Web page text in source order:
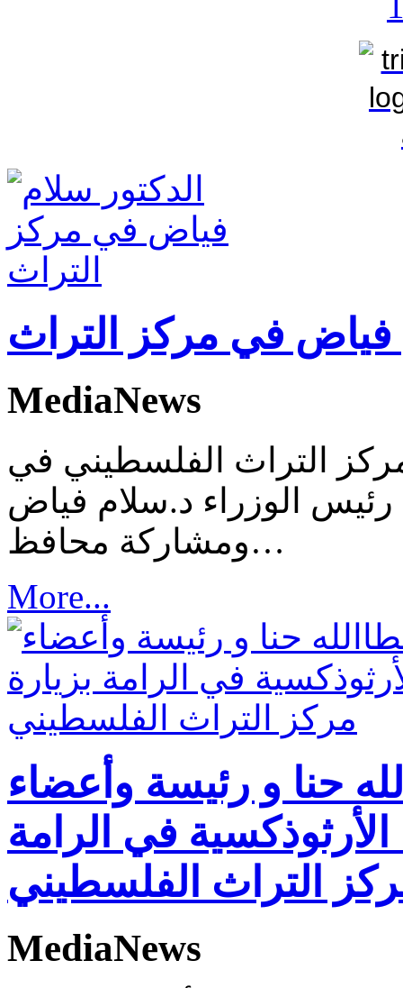
فياض في مركز التراث
MediaNews
التراث الفلسطيني في
رئيس الوزراء د.سلام فياض
ومشاركة محافظ…
More...
حنا و رئيسة وأعضاء
في الرامة
التراث الفلسطيني
MediaNews